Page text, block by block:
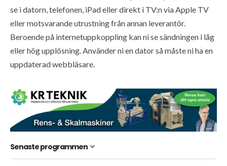
se i datorn, telefonen, iPad eller direkt i TV:n via Apple TV
eller motsvarande utrustning från annan leverantör.
Beroende på internetuppkoppling kan ni se sändningen i låg
eller hög upplösning. Använder ni en dator så måste ni ha en
uppdaterad webbläsare.
Senaste programmen